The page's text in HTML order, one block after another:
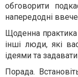
обговорити
напередодні
Щоденна практика
інші люди, які
ідеями та
Порада.